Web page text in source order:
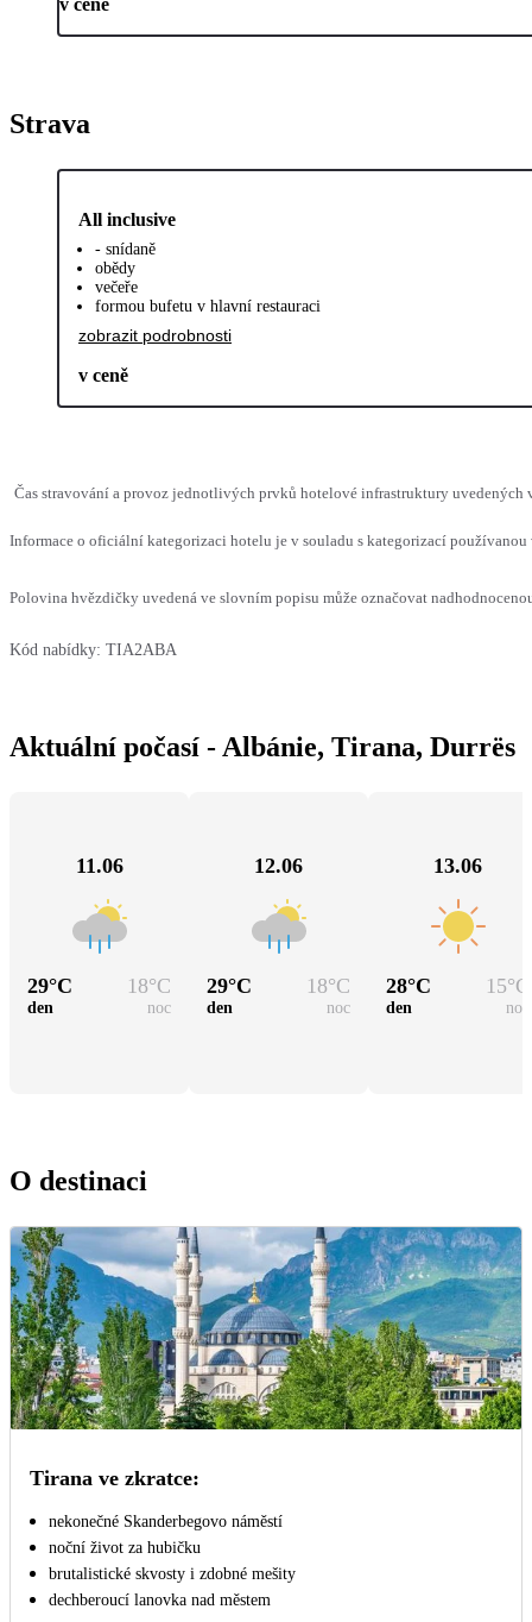
v ceně
Strava
All inclusive
- snídaně
obědy
večeře
formou bufetu v hlavní restauraci
zobrazit podrobnosti
v ceně
Čas stravování a provoz jednotlivých prvků hotelové infrastruktury uvedených
Informace o oficiální kategorizaci hotelu je v souladu s kategorizací
Polovina hvězdičky uvedená ve slovním popisu může označovat
Kód nabídky: TIA2ABA
Aktuální počasí - Albánie, Tirana, Durrës
11.06
29°C 18°C
den noc
12.06
29°C 18°C
den noc
13.06
28°C 15°C
den noc
O destinaci
Tirana ve zkratce:
nekonečné Skanderbegovo náměstí
noční život za hubičku
brutalistické skvosty i zdobné mešity
dechberoucí lanovka nad městem